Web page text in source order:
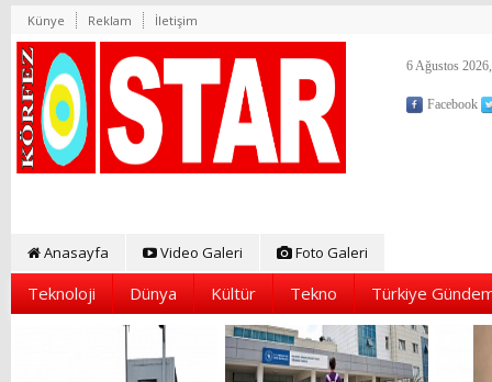
Künye Reklam İletişim
6 Ağustos
Facebook
Anasayfa Video Galeri Foto Galeri
Teknoloji Dünya Kültür Tekno Türkiye